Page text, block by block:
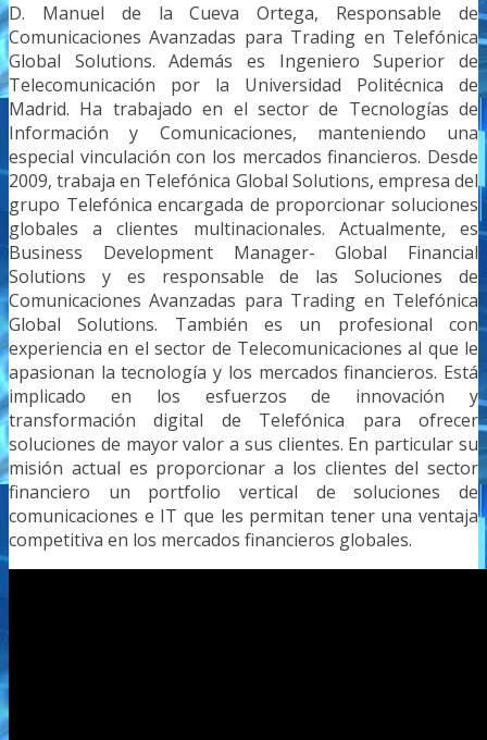
D. Manuel de la Cueva Ortega, Responsable de
Comunicaciones Avanzadas para Trading en Telefónica
Global Solutions. Además es Ingeniero Superior de
Telecomunicación por la Universidad Politécnica de
Madrid. Ha trabajado en el sector de Tecnologías de
Información y Comunicaciones, manteniendo una
especial vinculación con los mercados financieros. Desde
2009, trabaja en Telefónica Global Solutions, empresa del
grupo Telefónica encargada de proporcionar soluciones
globales a clientes multinacionales. Actualmente, es
Business Development Manager- Global Financial
Solutions y es responsable de las Soluciones de
Comunicaciones Avanzadas para Trading en Telefónica
Global Solutions. También es un profesional con
experiencia en el sector de Telecomunicaciones al que le
apasionan la tecnología y los mercados financieros. Está
implicado en los esfuerzos de innovación y
transformación digital de Telefónica para ofrecer
soluciones de mayor valor a sus clientes. En particular su
misión actual es proporcionar a los clientes del sector
financiero un portfolio vertical de soluciones de
comunicaciones e IT que les permitan tener una ventaja
competitiva en los mercados financieros globales.